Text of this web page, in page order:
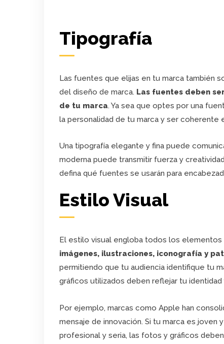
Tipografía
Las fuentes que elijas en tu marca también
del diseño de marca. Las fuentes deben
de tu marca. Ya sea que optes por una
la personalidad de tu marca y ser
Una tipografía elegante y fina puede
moderna puede transmitir fuerza y
defina qué fuentes se usarán para
Estilo Visual
El estilo visual engloba todos los elementos
imágenes, ilustraciones, iconografía y
permitiendo que tu audiencia identifique tu
gráficos utilizados deben reflejar tu
Por ejemplo, marcas como Apple han
mensaje de innovación. Si tu marca es joven
profesional y seria, las fotos y gráficos